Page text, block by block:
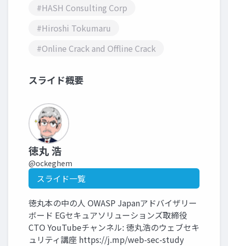
#HASH Consulting Corp
#Hiroshi Tokumaru
#Online Crack and Offline Crack
スライド概要
徳丸 浩
@ockeghem
スライド一覧
徳丸本の中の人 OWASP Japanアドバイザリー
ボード EGセキュアソリューションズ取締役
CTO YouTubeチャンネル: 徳丸浩のウェブセキ
ュリティ講座 https://j.mp/web-sec-study